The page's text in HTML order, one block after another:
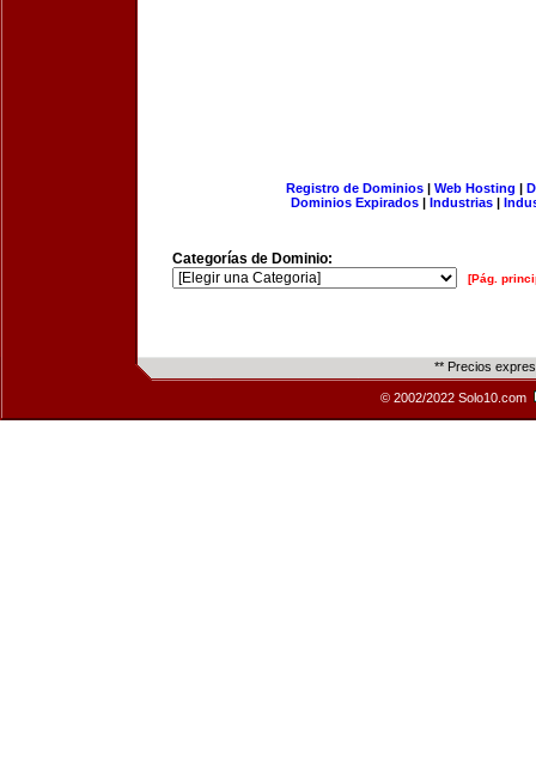
Registro de Dominios| Web Hosting |
Dominios Expirados | Industrias |
Categorías de Dominio:
[Pág.
** Precios
© 2002/2022 Solo10.com